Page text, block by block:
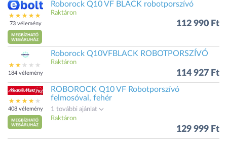
73 vélemény
Roborock Q10 VF BLACK robotporszívó
Raktáron
112 990 Ft
184 vélemény
Roborock Q10VFBLACK ROBOTPORSZÍVÓ
Raktáron
114 927 Ft
408 vélemény
ROBOROCK Q10 VF Robotporszívó
felmosóval, fehér
1 további ajánlat
Raktáron
129 999 Ft